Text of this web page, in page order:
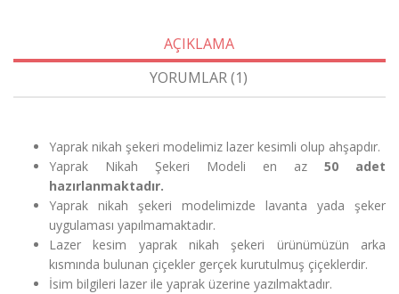
AÇIKLAMA
YORUMLAR (1)
Yaprak nikah şekeri modelimiz lazer kesimli olup ahşapdır.
Yaprak Nikah Şekeri Modeli en az 50 adet
hazırlanmaktadır.
Yaprak nikah şekeri modelimizde lavanta yada şeker
uygulaması yapılmamaktadır.
Lazer kesim yaprak nikah şekeri ürünümüzün arka
kısmında bulunan çiçekler gerçek kurutulmuş çiçeklerdir.
İsim bilgileri lazer ile yaprak üzerine yazılmaktadır.